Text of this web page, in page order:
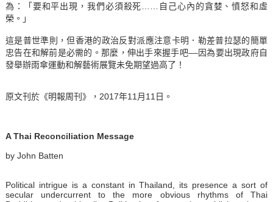
為：「要和平出現，我們必須殺死……自己心內的貪婪、憤怒和虛
榮。」
這是普世準則，但香港的政治反對派應注意卡明．勒差普拉瑟的簡單
忠告在和解前是必需的。那麼，伸出手來握手吧––因為要出現政府自
發舉辦雨傘運動和解藝術展覽未免期望過高了！
原文刊於《明報周刊》，2017年11月11日。
A Thai Reconciliation Message
by John Batten
Political intrigue is a constant in Thailand, its presence a sort of
secular undercurrent to the more obvious rhythms of Thai